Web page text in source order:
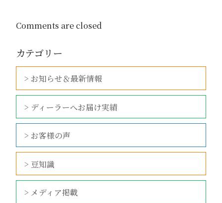
Comments are closed
カテゴリー
> お知らせ＆最新情報
> ディーラーへお届け実績
> お客様の声
> 豆知識
> メディア掲載